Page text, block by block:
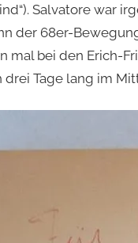
Salvatore war
der 68er-
mal bei den Erich-
drei Tage lang im